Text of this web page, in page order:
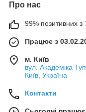
Про нас
99% позитивних з
Працює з
м. Київ
вул. Академіка
Київ, Україна
Контакти